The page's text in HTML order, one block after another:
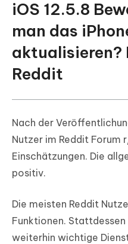
iOS 12.5.8
man das
aktualisieren?
Reddit
Nach der
Nutzer im Reddit Forum
Einschätzungen. Die
positiv.
Die meisten Reddit
Funktionen.
weiterhin wichtige